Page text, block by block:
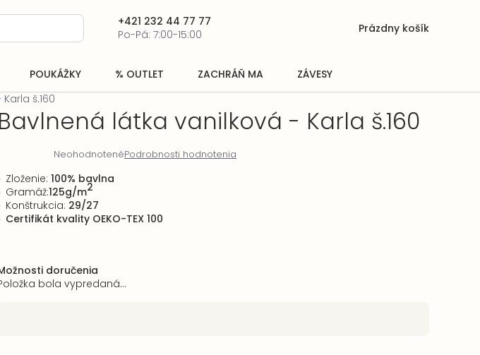
+421 232 44 77 77
Po-Pá: 7:00-15:00
Nákupný
Prázdny košík
POUKÁŽKY % OUTLET ZACHRÁŇ MA ZÁVESY
š.160
Bavlnená látka vanilková - Karla š.160
hodnotenie
produktu
0,0
NeohodnotenéPodrobnosti hodnotenia
doručenia
bola vypredaná…
Zloženie: 100% bavlna
Gramáž:125g/m2
Konštrukcia: 29/27
Certifikát kvality OEKO-TEX 100